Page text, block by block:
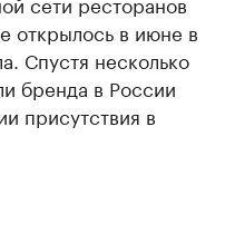
открылось в июне в
Спустя несколько
бренда в России
присутствия в